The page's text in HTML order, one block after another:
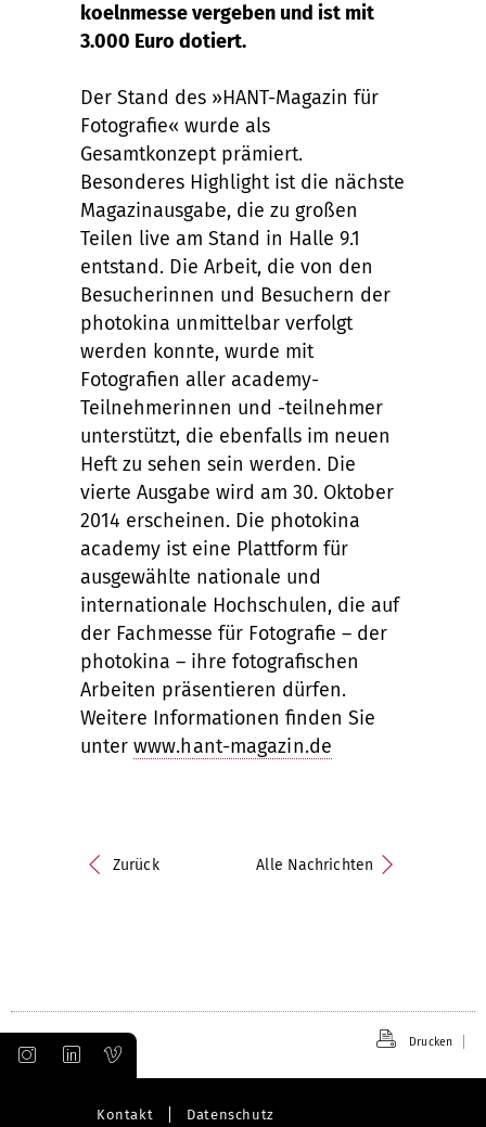
koelnmesse vergeben und ist mit
3.000 Euro dotiert.
Der Stand des »HANT-Magazin für
Fotografie« wurde als
Gesamtkonzept prämiert.
Besonderes Highlight ist die nächste
Magazinausgabe, die zu großen
Teilen live am Stand in Halle 9.1
entstand. Die Arbeit, die von den
Besucherinnen und Besuchern der
photokina unmittelbar verfolgt
werden konnte, wurde mit
Fotografien aller academy-
Teilnehmerinnen und -teilnehmer
unterstützt, die ebenfalls im neuen
Heft zu sehen sein werden. Die
vierte Ausgabe wird am 30. Oktober
2014 erscheinen. Die photokina
academy ist eine Plattform für
ausgewählte nationale und
internationale Hochschulen, die auf
der Fachmesse für Fotografie – der
photokina – ihre fotografischen
Arbeiten präsentieren dürfen.
Weitere Informationen finden Sie
unter www.hant-magazin.de
Zurück Alle Nachrichten
Drucken
Kontakt Datenschutz